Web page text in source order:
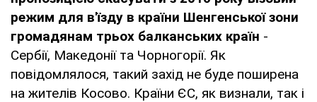
режим для в'їзду в країни Шенгенської зони
громадянам трьох балканських країн -
Сербії, Македонії та Чорногорії. Як
повідомлялося, такий захід не буде поширена
на жителів Косово. Країни ЄС, як визнали, так і